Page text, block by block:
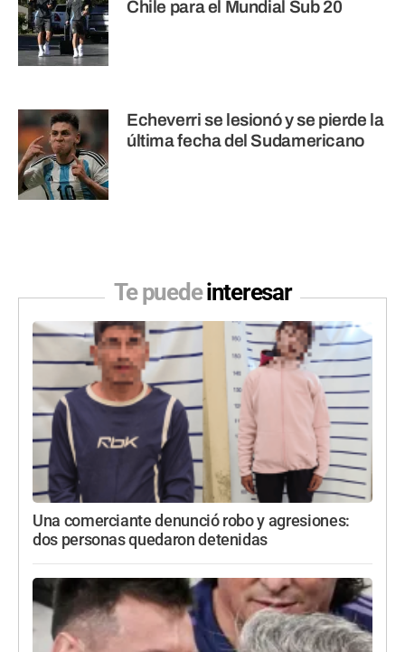
Chile para el Mundial Sub 20
Echeverri se lesionó y se pierde la
última fecha del Sudamericano
Te puedeinteresar
Una comerciante denunció robo y agresiones:
dos personas quedaron detenidas